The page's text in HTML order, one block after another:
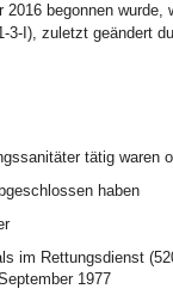
begonnen wurde,
I), zuletzt geändert
tätig waren
haben
im Rettungsdienst
1977